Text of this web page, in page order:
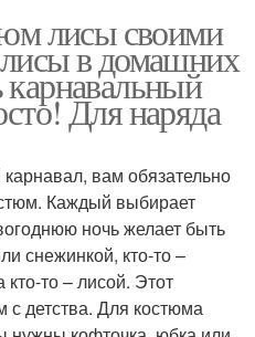
лисы своими
в домашних
Для наряда
вам обязательно
Каждый выбирает
ночь желает быть
снежинкой, кто-то –
то – лисой. Этот
с детства. Для костюма